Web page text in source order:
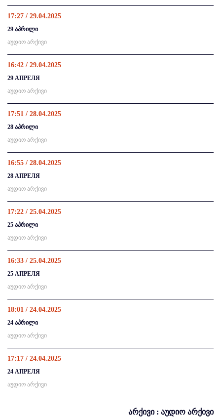
17:27 / 29.04.2025
29 აპრილი
აუდიო არქივი
16:42 / 29.04.2025
29 АПРЕЛЯ
აუდიო არქივი
17:51 / 28.04.2025
28 აპრილი
აუდიო არქივი
16:55 / 28.04.2025
28 АПРЕЛЯ
აუდიო არქივი
17:22 / 25.04.2025
25 აპრილი
აუდიო არქივი
16:33 / 25.04.2025
25 АПРЕЛЯ
აუდიო არქივი
18:01 / 24.04.2025
24 აპრილი
აუდიო არქივი
17:17 / 24.04.2025
24 АПРЕЛЯ
აუდიო არქივი
არქივი : აუდიო არქივი